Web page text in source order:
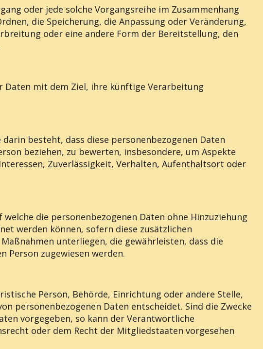
oder jede solche Vorgangsreihe im Zusammenhang
die Speicherung, die Anpassung oder Veränderung,
oder eine andere Form der Bereitstellung, den
Daten mit dem Ziel, ihre künftige Verarbeitung
besteht, dass diese personenbezogenen Daten
beziehen, zu bewerten, insbesondere, um Aspekte
Zuverlässigkeit, Verhalten, Aufenthaltsort oder
die personenbezogenen Daten ohne Hinzuziehung
werden können, sofern diese zusätzlichen
unterliegen, die gewährleisten, dass die
zugewiesen werden.
Person, Behörde, Einrichtung oder andere Stelle,
personenbezogenen Daten entscheidet. Sind die Zwecke
vorgegeben, so kann der Verantwortliche
oder dem Recht der Mitgliedstaaten vorgesehen